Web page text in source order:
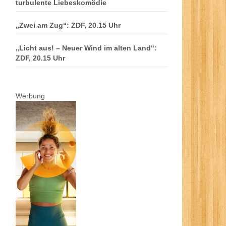
turbulente Liebeskomödie
„Zwei am Zug“: ZDF, 20.15 Uhr
„Licht aus! – Neuer Wind im alten Land“:
ZDF, 20.15 Uhr
Werbung